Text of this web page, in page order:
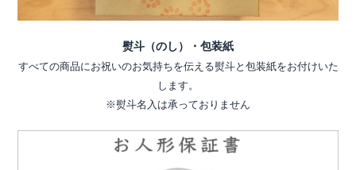
熨斗（のし）・包装紙
すべての商品にお祝いのお気持ちを伝える熨斗と包装紙をお付けいた
します。
※熨斗名入は承っておりません